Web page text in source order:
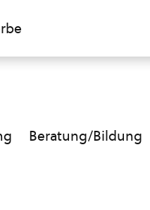
Beratung/Bildung